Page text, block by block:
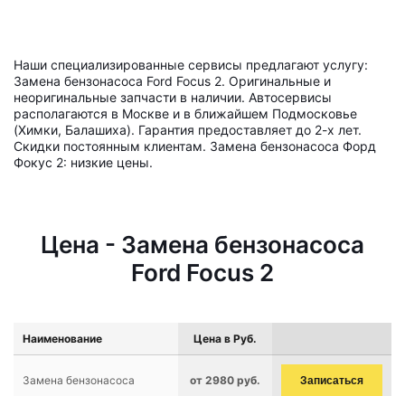
Наши специализированные сервисы предлагают услугу:
Замена бензонасоса Ford Focus 2. Оригинальные и
неоригинальные запчасти в наличии. Автосервисы
располагаются в Москве и в ближайшем Подмосковье
(Химки, Балашиха). Гарантия предоставляет до 2-х лет.
Скидки постоянным клиентам. Замена бензонасоса Форд
Фокус 2: низкие цены.
Цена - Замена бензонасоса
Ford Focus 2
Наименование Цена в Руб.
Замена бензонасоса от 2980 руб. Записаться